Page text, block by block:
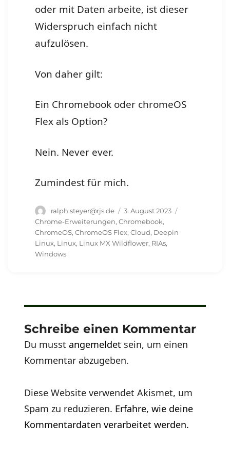
oder mit Daten arbeite, ist dieser
Widerspruch einfach nicht
aufzulösen.
Von daher gilt:
Ein Chromebook oder chromeOS
Flex als Option?
Nein. Never ever.
Zumindest für mich.
Autor
ralph.steyer@rjs.de
Veröffentlicht
am
3. August 2023
Chrome-Erweiterungen,Chromebook,
ChromeOS,ChromeOS Flex,Cloud, Deepin
Linux, Linux, Linux MX Wildflower, RIAs,
Windows
Schreibe einen Kommentar
Du musstangemeldet sein, um einen
Kommentar abzugeben.
Diese Website verwendet Akismet, um
Spam zu reduzieren. Erfahre, wie deine
Kommentardaten verarbeitet werden.